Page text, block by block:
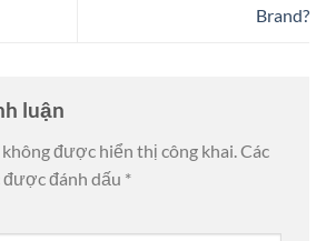
Brand?
luận
không được hiển thị công khai.Các
đánh dấu *